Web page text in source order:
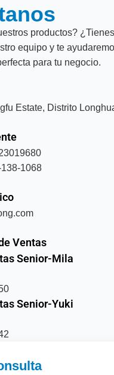
productos?
equipo y te
para tu negocio.
Estate, Distrito
1068
Ventas
Senior-Mila
Senior-Yuki